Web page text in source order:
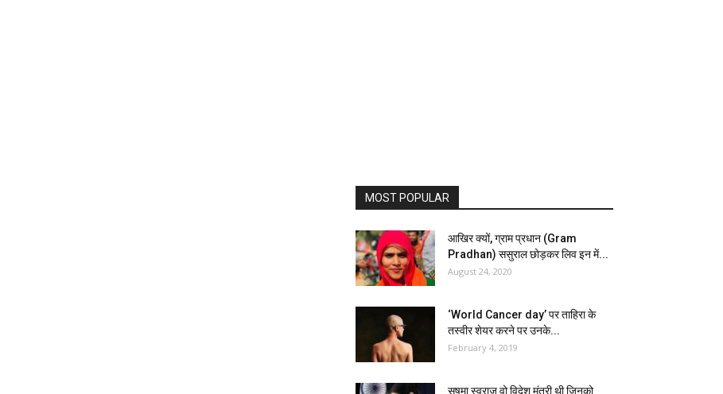
MOST POPULAR
आखिर क्यों, ग्राम प्रधान (Gram
Pradhan) ससुराल छोड़कर लिव इन में...
August 24, 2020
‘World Cancer day’ पर ताहिरा के
तस्वीर शेयर करने पर उनके...
February 4, 2019
सुषमा स्वराज वो विदेश मंत्री थी जिनको